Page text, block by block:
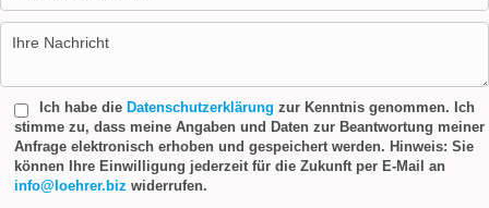
Bitte lasse dieses Feld leer.
Ich habe die Datenschutzerklärung zur Kenntnis genommen. Ich
stimme zu, dass meine Angaben und Daten zur Beantwortung meiner
Anfrage elektronisch erhoben und gespeichert werden. Hinweis: Sie
können Ihre Einwilligung jederzeit für die Zukunft per E-Mail an
info@loehrer.biz widerrufen.